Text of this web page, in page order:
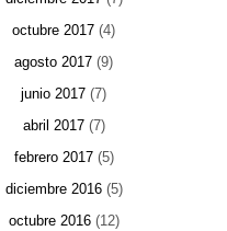
octubre 2017 (4)
agosto 2017 (9)
junio 2017 (7)
abril 2017(7)
febrero 2017(5)
diciembre 2016(5)
octubre 2016(12)